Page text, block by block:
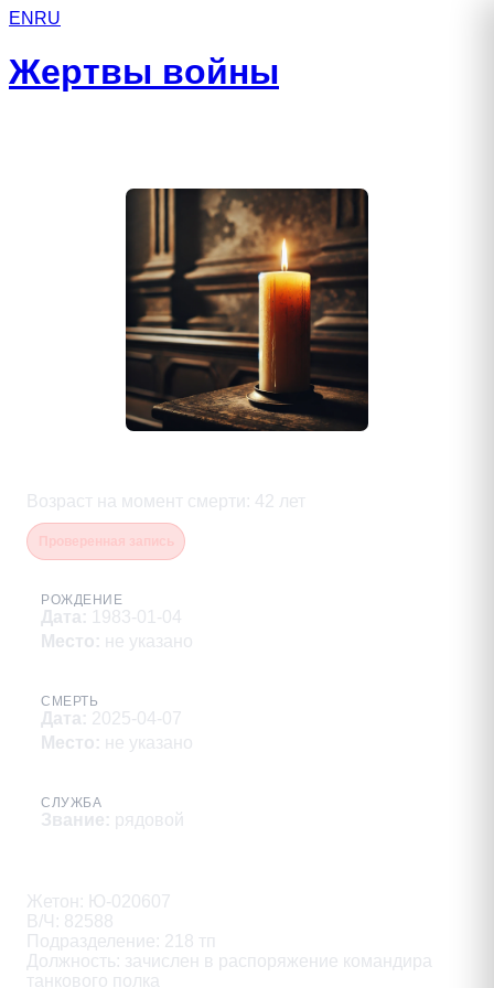
EN RU
Жертвы войны
Возраст на момент смерти : 42 лет
РОЖДЕНИЕ
Дата: 1983-01-04
Место: не указано
СМЕРТЬ
Дата: 2025-04-07
Место: не указано
СЛУЖБА
Звание: рядовой
Жетон: Ю-020607
В/Ч: 82588
Подразделение: 218 тп
Должность: зачислен в распоряжение командира
танкового полка